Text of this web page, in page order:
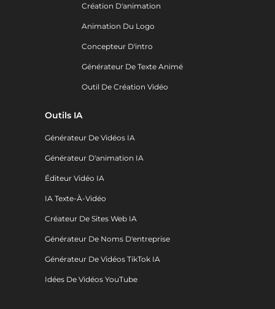
Création D'animation
Animation Du Logo
Concepteur D'intro
Générateur De Texte Animé
Outil De Création Vidéo
Outils IA
Générateur De Vidéos IA
Générateur D'animation IA
Éditeur Vidéo IA
IA Texte-À-Vidéo
Créateur De Sites Web IA
Générateur De Noms D'entreprise
Générateur De Vidéos TikTok IA
Idées De Vidéos YouTube